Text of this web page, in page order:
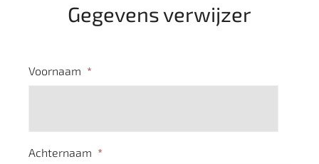
Gegevens verwijzer
Voornaam *
Achternaam *